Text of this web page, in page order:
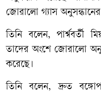
জোরালো গ্যাস
তিনি বলেন,
তাদের অংশে জোরালো
করেছে।
তিনি বলেন, দ্রুত